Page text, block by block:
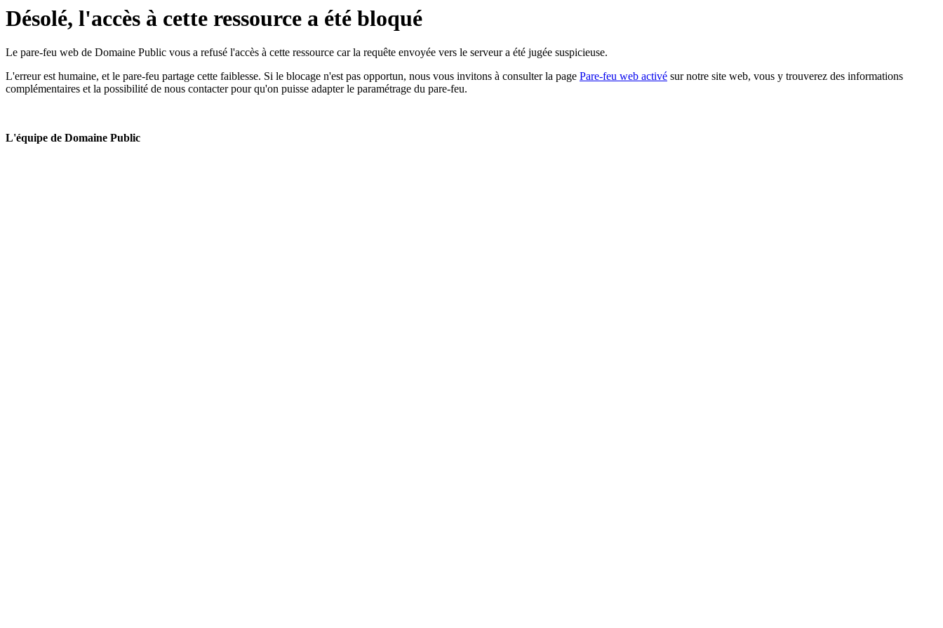
Désolé, l'accès à cette ressource a été bloqué
Le pare-feu web de Domaine Public vous a refusé l'accès à cette ressource car la requête envoyée vers le serveur a été jugée suspicieuse.
L'erreur est humaine, et le pare-feu partage cette faiblesse. Si le blocage n'est pas opportun, nous vous invitons à consulter la page Pare-feu web activé sur notre site web, vous y trouverez des informations
complémentaires et la possibilité de nous contacter pour qu'on puisse adapter le paramétrage du pare-feu.
L'équipe de Domaine Public